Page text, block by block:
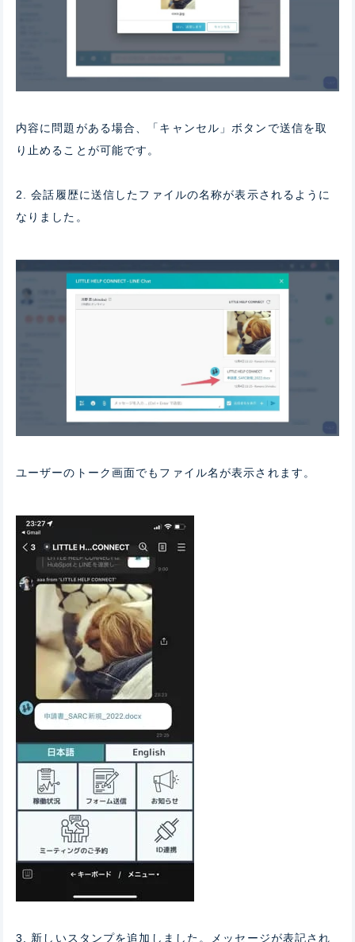
内容に問題がある場合、「キャンセル」ボタンで送信を取
り止めることが可能です。
2. 会話履歴に送信したファイルの名称が表示されるように
なりました。
ユーザーのトーク画面でもファイル名が表示されます。
3. 新しいスタンプを追加しました。メッセージが表記され